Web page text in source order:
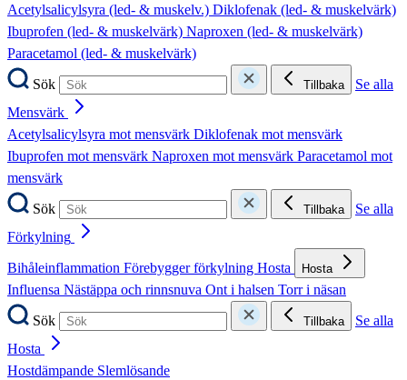
Acetylsalicylsyra (led- & muskelv.) Diklofenak (led- & muskelvärk)
Ibuprofen (led- & muskelvärk) Naproxen (led- & muskelvärk)
Paracetamol (led- & muskelvärk)
Sök
Tillbaka
Se alla
Mensvärk
Acetylsalicylsyra mot mensvärk Diklofenak mot mensvärk
Ibuprofen mot mensvärk Naproxen mot mensvärk Paracetamol mot
mensvärk
Sök
Tillbaka
Se alla
Förkylning
Bihåleinflammation Förebygger förkylning Hosta Hosta
Influensa Nästäppa och rinnsnuva Ont i halsen Torr i näsan
Sök
Tillbaka
Se alla
Hosta
Hostdämpande Slemlösande